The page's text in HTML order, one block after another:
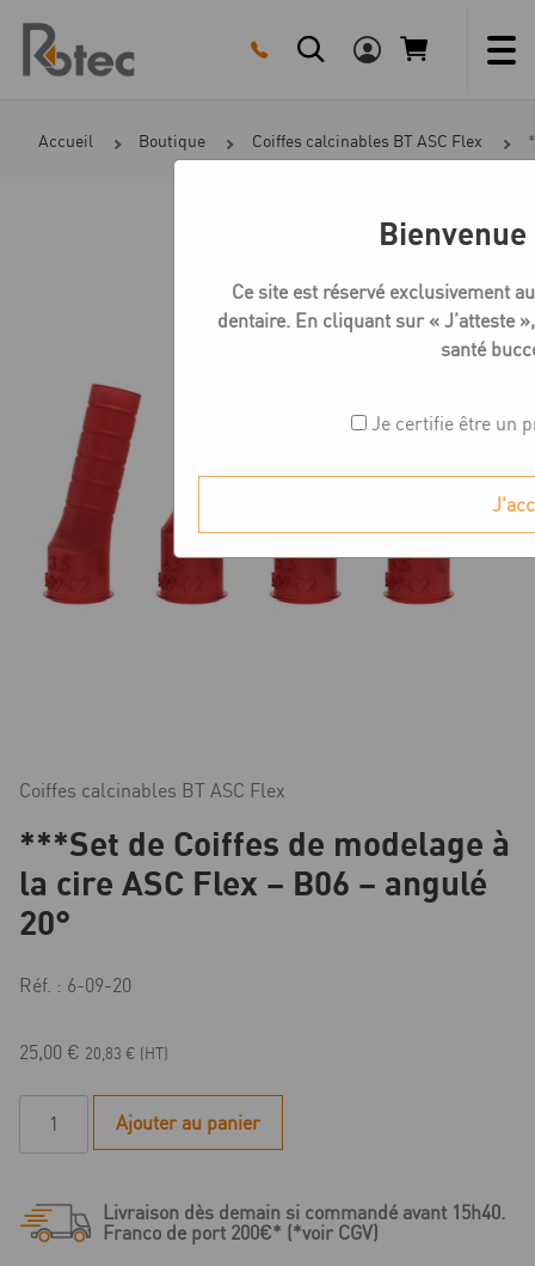
content
Accueil Boutique Coiffes calcinables BT ASC Flex
Coiffes calcinables BT ASC Flex
***Set de Coiffes de modelage à
la cire ASC Flex – B06 – angulé
20°
Réf. : 6-09-20
25,00 € 20,83 € (HT)
Coiffes
Ajouter au panier
Livraison dès demain si commandé avant 15h40.
Franco de port 200€* (*voir CGV)
Bienvenue
Ce site est réservé exclusivement
dentaire. En cliquant sur « J’atteste
santé
Je certifie être un